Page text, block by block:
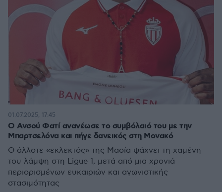
Ο Ανσού Φατί ανανέωσε το συμβόλαιό του με την
Μπαρτσελόνα και πήγε δανεικός στη Μονακό
Ο άλλοτε «εκλεκτός» της Μασία ψάχνει τη χαμένη
του λάμψη στη Ligue 1, μετά από μια χρονιά
περιορισμένων ευκαιριών και αγωνιστικής
στασιμότητας
01.07.2025, 17:45